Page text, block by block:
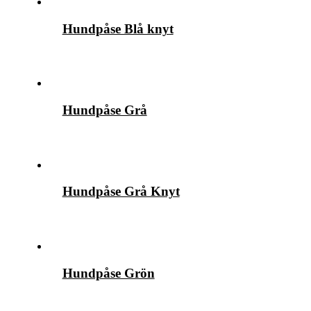
Hundpåse Blå knyt
Hundpåse Grå
Hundpåse Grå Knyt
Hundpåse Grön